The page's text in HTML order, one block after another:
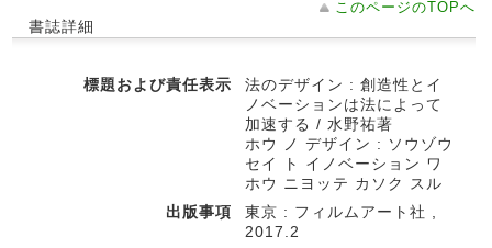
このページのTOPへ
書誌詳細
標題および責任表示
法のデザイン : 創造性とイ
ノベーションは法によって
加速する / 水野祐著
ホウ ノ デザイン : ソウゾウ
セイ ト イノベーション ワ
ホウ ニヨッテ カソク スル
出版事項
東京 : フィルムアート社 ,
2017.2